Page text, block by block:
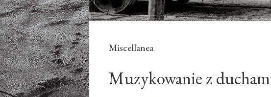
Miscellanea
Muzykowanie z